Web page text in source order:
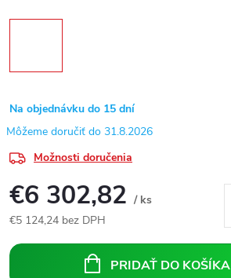
Na objednávku do 15 dní
31.8.2026
Možnosti doručenia
€6 302,82 / ks
€5 124,24 bez DPH
cena:
PRIDAŤ DO KOŠÍKA